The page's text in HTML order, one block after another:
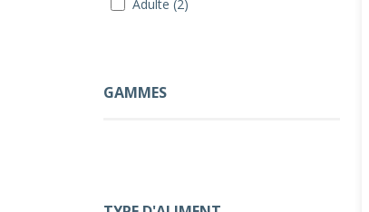
Adulte (2)
GAMMES